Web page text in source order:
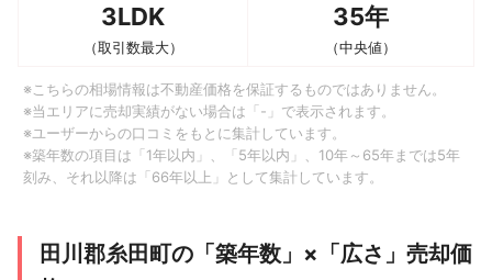
3LDK
（取引数最大）
35年
（中央値）
※こちらの相場情報は不動産価格を保証するものではありません。
※当エリアに売却実績がない場合は「-」で表示されます。
※ユーザーからの口コミをもとに集計しています。
※築年数の項目は「1年以内」、「5年以内」、10年～65年までは5年
刻み、それ以降は「66年以上」として集計しています。
田川郡糸田町の「築年数」×「広さ」売却価